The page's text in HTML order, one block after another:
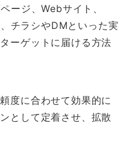
ージ、Webサイト、
チラシやDMといった実
ーゲットに届ける方法
度に合わせて効果的に
として定着させ、拡散